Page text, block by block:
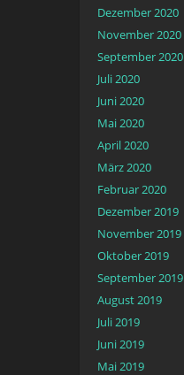
Dezember 2020
November 2020
September 2020
Juli 2020
Juni 2020
Mai 2020
April 2020
März 2020
Februar 2020
Dezember 2019
November 2019
Oktober 2019
September 2019
August 2019
Juli 2019
Juni 2019
Mai 2019